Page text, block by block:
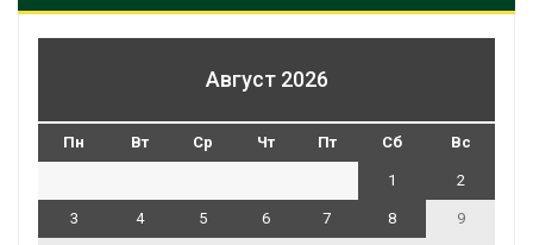
Август 2026
Пн Вт Ср Чт Пт Сб Вс
1 2
3 4 5 6 7 8 9